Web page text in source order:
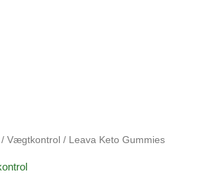
/ Vægtkontrol / Leava Keto Gummies